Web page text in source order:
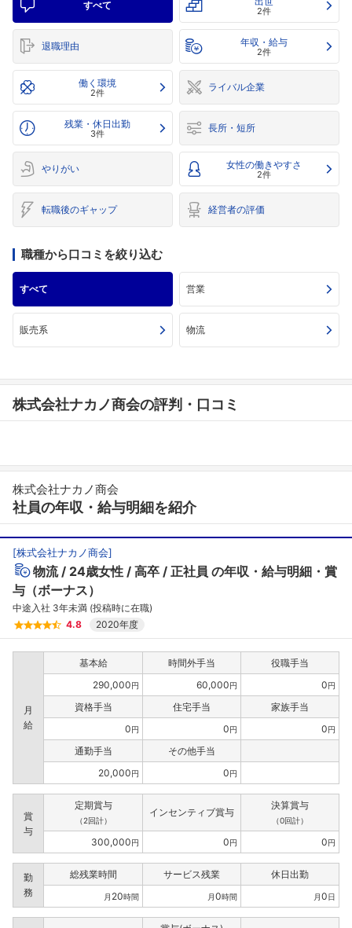
すべて 2件
退職理由 年収・給与
2件
働く環境
2件 ライバル企業
残業・休日出勤
3件 長所・短所
やりがい 女性の働きやすさ
2件
転職後のギャップ 経営者の評価
職種から口コミを絞り込む
すべて 営業
販売系 物流
株式会社ナカノ商会の評判・口コミ
株式会社ナカノ商会
社員の年収・給与明細を紹介
[株式会社ナカノ商会]
物流 24歳女性 高卒 正社員 の年収・給与明細・賞
与（ボーナス）
中途入社 3年未満 (投稿時に在職)
4.8
2020年度
月
給
基本給 時間外手当
役職手当
290,000円 60,000円 0円
資格手当 住宅手当
家族手当
0円 0円 0円
通勤手当
その他手当
20,000円 0円
賞
与
定期賞与
（2回計）
インセンティブ賞与
決算賞与
（0回計）
300,000円 0円 0円
勤
務
総残業時間 サービス残業 休日出勤
月 20時間 月0時間 月0日